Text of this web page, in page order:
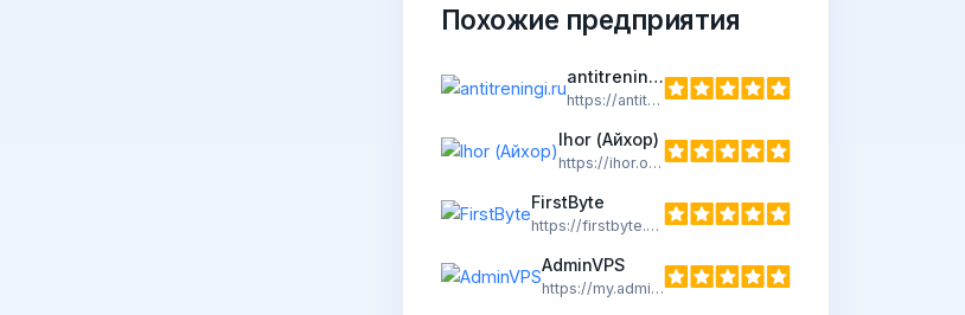
Похожие предприятия
antitreningi.ru
https://antitreningi.ru
Ihor (Айхор)
https://ihor.online/
FirstByte
https://firstbyte.ru/
AdminVPS
https://my.adminvps.ru/